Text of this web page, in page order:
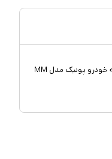
شامپو واکس بدنه خودرو پونیک مدل MM